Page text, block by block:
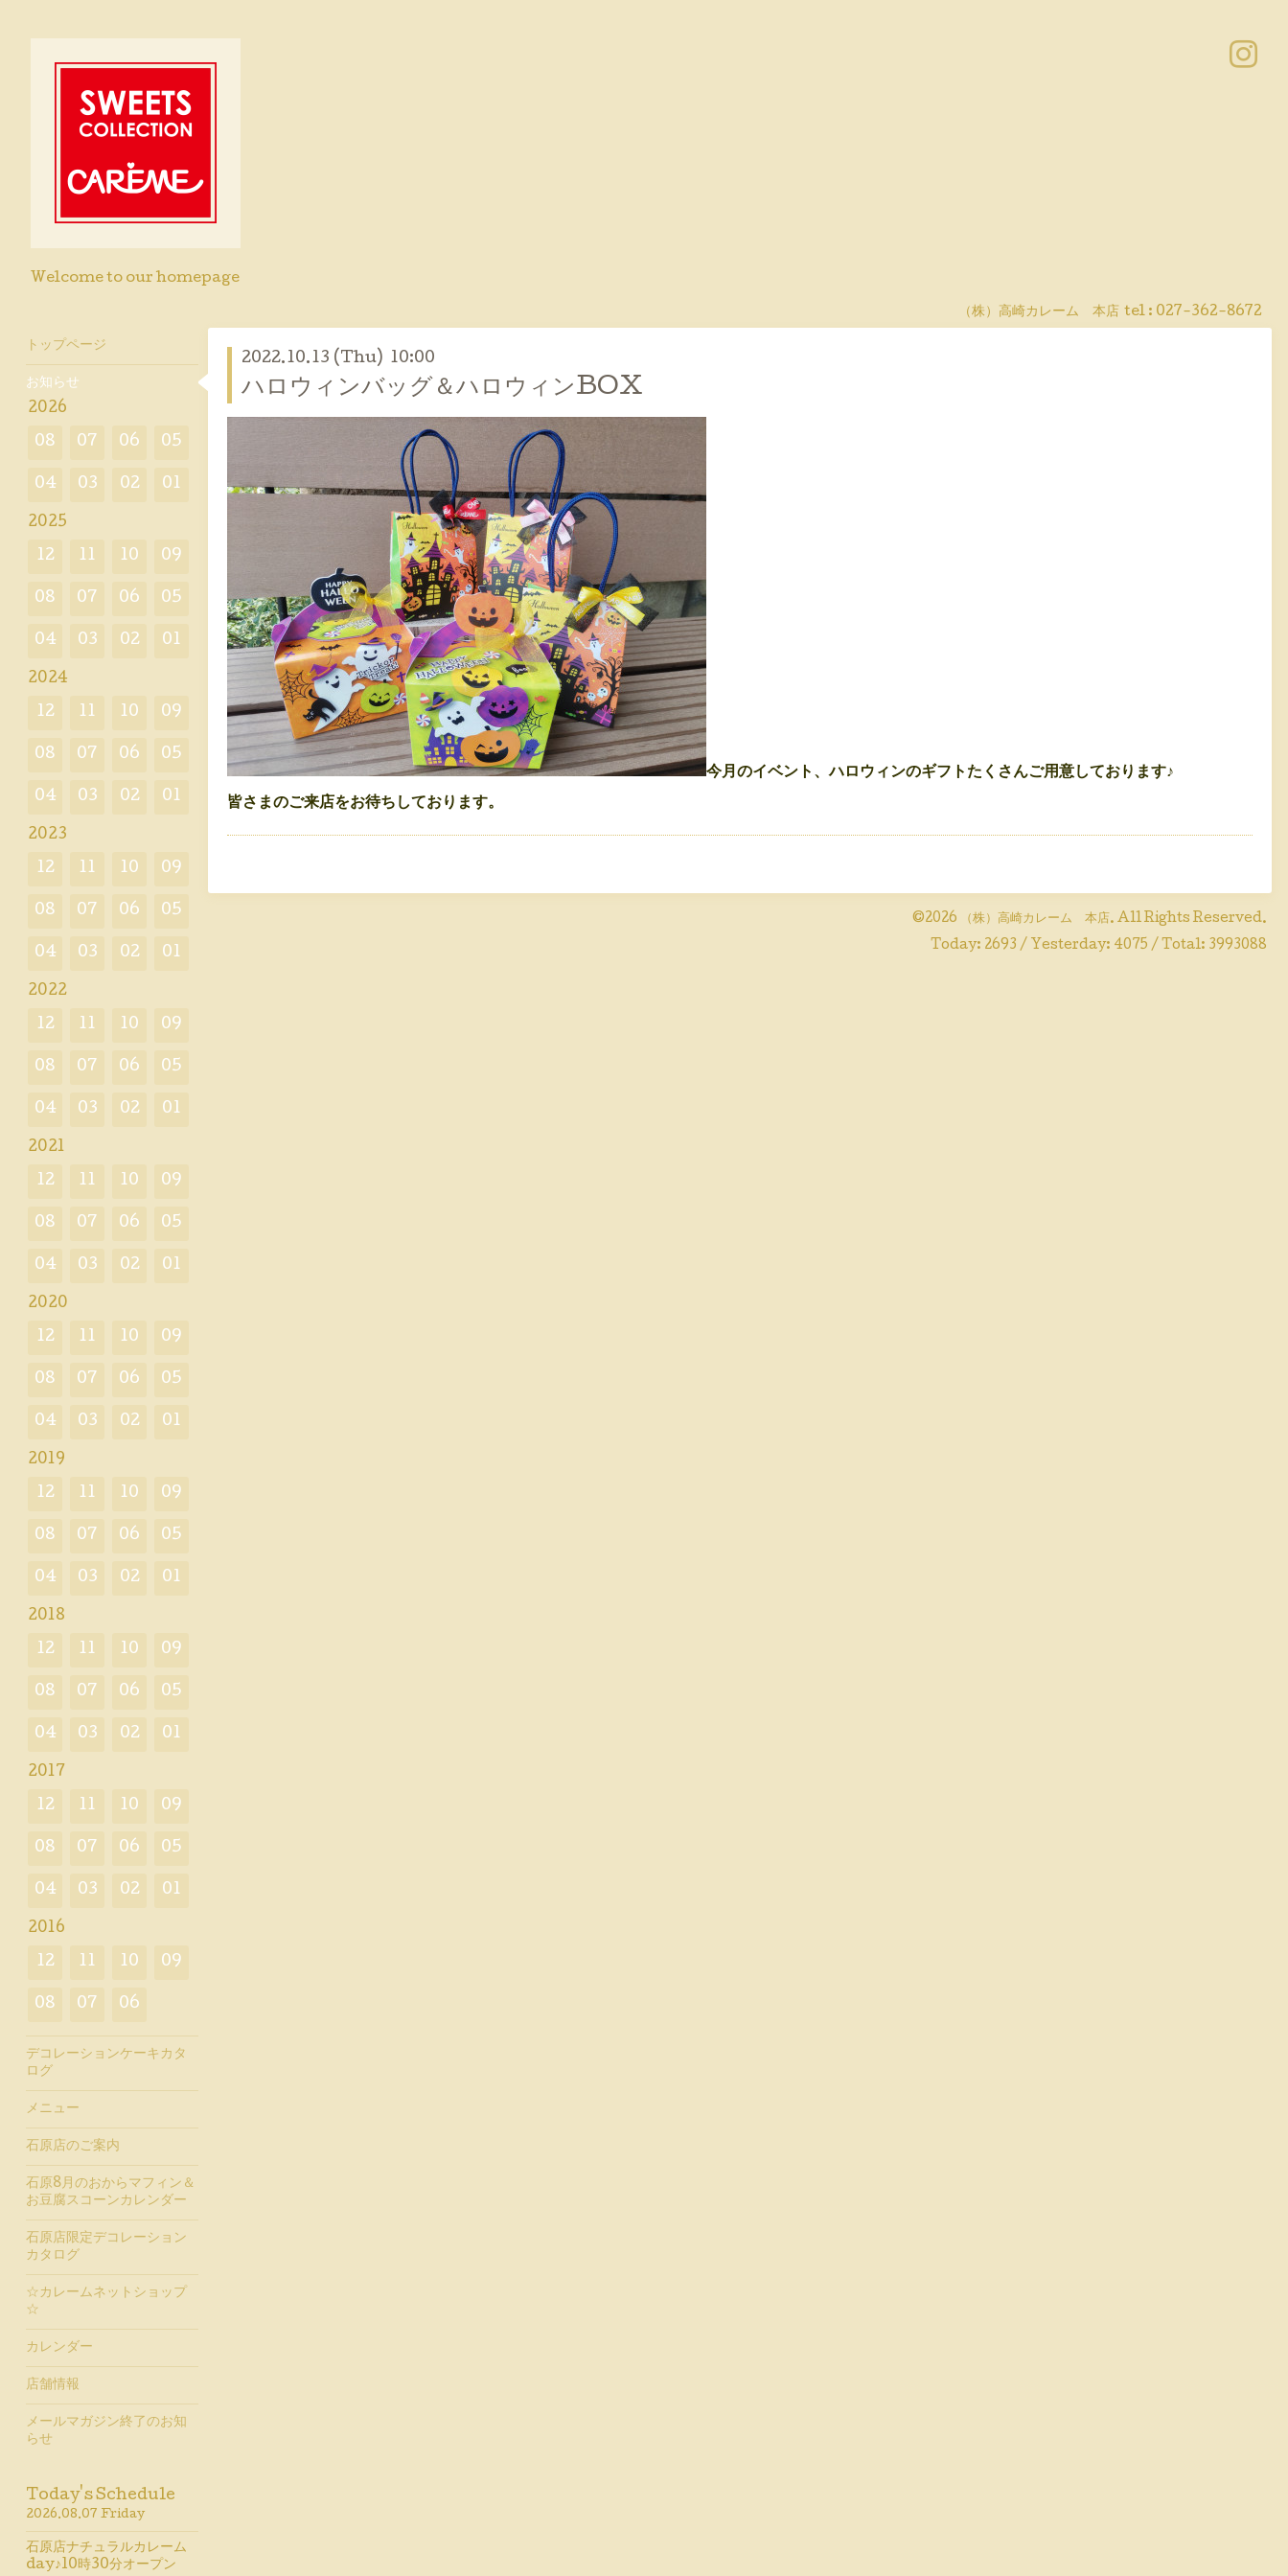
Welcome to our homepage
（株）高崎カレーム 本店 tel : 027-362-8672
2022.10.13 (Thu) 10:00
ハロウィンバッグ＆ハロウィンBOX
今月のイベント、ハロウィンのギフトたくさんご用意しております♪
皆さまのご来店をお待ちしております。
©2026 （株）高崎カレーム 本店. All Rights Reserved.
Today: 2693 / Yesterday: 4075 / Total: 3993088
トップページ
お知らせ
2026
08 07 06 05
04 03 02 01
2025
12 11 10 09
08 07 06 05
04 03 02 01
2024
12 11 10 09
08 07 06 05
04 03 02 01
2023
12 11 10 09
08 07 06 05
04 03 02 01
2022
12 11 10 09
08 07 06 05
04 03 02 01
2021
12 11 10 09
08 07 06 05
04 03 02 01
2020
12 11 10 09
08 07 06 05
04 03 02 01
2019
12 11 10 09
08 07 06 05
04 03 02 01
2018
12 11 10 09
08 07 06 05
04 03 02 01
2017
12 11 10 09
08 07 06 05
04 03 02 01
2016
12 11 10 09
08 07 06
デコレーションケーキカタ
ログ
メニュー
石原店のご案内
石原8月のおからマフィン＆
お豆腐スコーンカレンダー
石原店限定デコレーション
カタログ
☆カレームネットショップ
☆
カレンダー
店舗情報
メールマガジン終了のお知
らせ
Today's Schedule
2026.08.07 Friday
石原店ナチュラルカレーム
day♪10時30分オープン